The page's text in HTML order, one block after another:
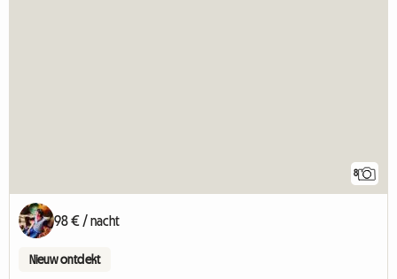
8
98 € / nacht
Nieuw ontdekt